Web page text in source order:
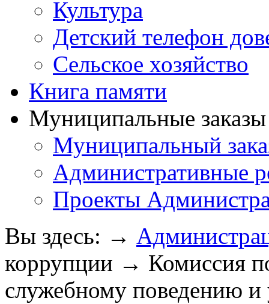
Культура
Детский телефон
Сельское хозяйство
Книга памяти
Муниципальные
Муниципальный
Административные
Проекты
Вы здесь: →
коррупции → Комиссия
служебному поведению и